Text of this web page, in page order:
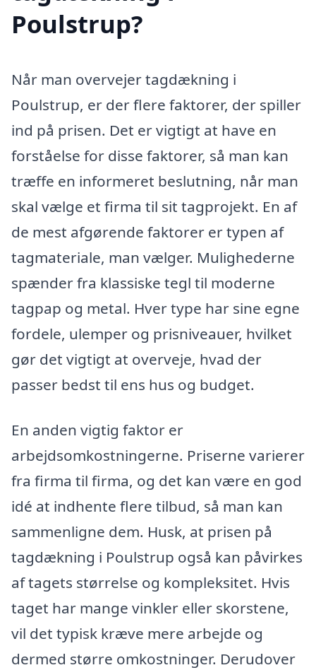
Poulstrup?
Når man overvejer tagdækning i
Poulstrup, er der flere faktorer, der spiller
ind på prisen. Det er vigtigt at have en
forståelse for disse faktorer, så man kan
træffe en informeret beslutning, når man
skal vælge et firma til sit tagprojekt. En af
de mest afgørende faktorer er typen af
tagmateriale, man vælger. Mulighederne
spænder fra klassiske tegl til moderne
tagpap og metal. Hver type har sine egne
fordele, ulemper og prisniveauer, hvilket
gør det vigtigt at overveje, hvad der
passer bedst til ens hus og budget.
En anden vigtig faktor er
arbejdsomkostningerne. Priserne varierer
fra firma til firma, og det kan være en god
idé at indhente flere tilbud, så man kan
sammenligne dem. Husk, at prisen på
tagdækning i Poulstrup også kan påvirkes
af tagets størrelse og kompleksitet. Hvis
taget har mange vinkler eller skorstene,
vil det typisk kræve mere arbejde og
dermed større omkostninger. Derudover